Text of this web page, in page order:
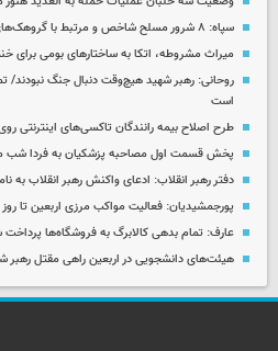
سپاه: ۸ شرور مسلح شاخص و مرتبط با گروهک‌های تروریستی دستگیر شدند
میراث مشروطه، اتکا به ساختارهای بومی برای
روحانی: رهبر شهید هیچ‌وقت دنبال جنگ نبودند/
است
طرح اصلاح بیمه رانندگان تاکسی‌های اینترنتی
پخش قسمت اول مصاحبه پزشکیان به فردا شب
دفتر رهبر انقلاب: ادعای واکنش رهبر انقلاب
پورجمشیدیان: فعالیت مواکب مرزی اربعین تا روز
عارف: تمام بدهی کالابرگ به فروشگاه‌ها
هیئت‌های دانشجویی در اربعین راهی مقتل رهبر